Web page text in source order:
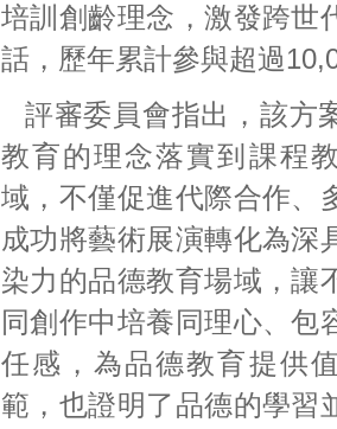
培訓創齡理念，激發跨世
話，歷年累計參與超過
評審委員會指出，該方
教育的理念落實到課程
域，不僅促進代際合作、
成功將藝術展演轉化為深
染力的品德教育場域，讓
同創作中培養同理心、包
任感，為品德教育提供
範，也證明了品德的學習